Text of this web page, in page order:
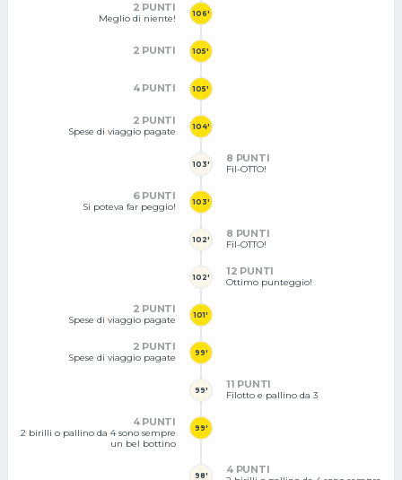
106'
2 PUNTI
Meglio di niente!
105'
2 PUNTI
105'
4 PUNTI
104'
2 PUNTI
Spese di viaggio pagate
103' 8 PUNTI
Fil-OTTO!
103'
6 PUNTI
Si poteva far peggio!
102' 8 PUNTI
Fil-OTTO!
102' 12 PUNTI
Ottimo punteggio!
101'
2 PUNTI
Spese di viaggio pagate
99'
2 PUNTI
Spese di viaggio pagate
99' 11 PUNTI
Filotto e pallino da 3
99'
4 PUNTI
2 birilli o pallino da 4 sono sempre
un bel bottino
98' 4 PUNTI